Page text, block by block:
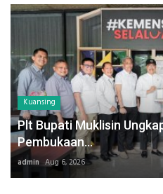
Kuansing
Plt Bupati Muklisin
Pembukaan...
admin Aug 6, 2026